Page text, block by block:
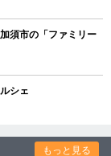
須市の「ファミリー
シェ
もっと見る